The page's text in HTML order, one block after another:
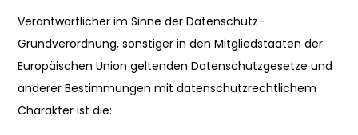
Verantwortlicher im Sinne der Datenschutz-
Grundverordnung, sonstiger in den Mitgliedstaaten der
Europäischen Union geltenden Datenschutzgesetze und
anderer Bestimmungen mit datenschutzrechtlichem
Charakter ist die: